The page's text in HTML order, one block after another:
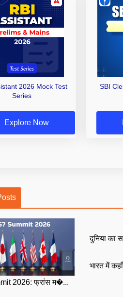
2026 Mock Test
Series
Explore Now
SBI
2026: फ्रांस म�...
दुनिया का
भारत में